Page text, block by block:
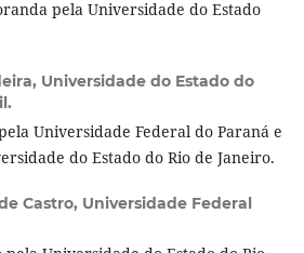
pela Universidade do Estado
Universidade do Estado do
Universidade Federal do Paraná e
do Estado do Rio de Janeiro.
Castro, Universidade Federal